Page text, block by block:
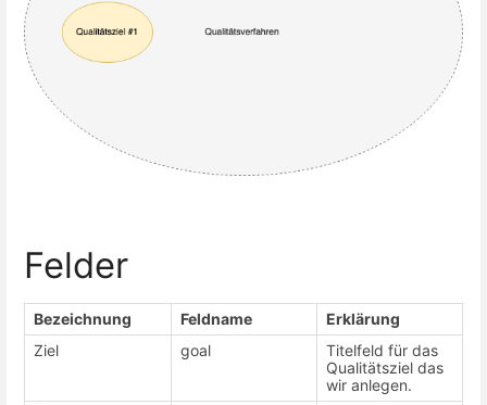
Felder
Bezeichnung Feldname
Erklärung
Ziel
goal
Titelfeld für das
Qualitätsziel das
wir anlegen.